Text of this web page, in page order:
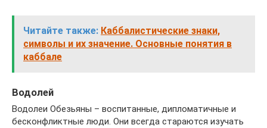
Читайте также: Каббалистические знаки,
символы и их значение. Основные понятия в
каббале
Водолей
Водолеи Обезьяны – воспитанные, дипломатичные и
бесконфликтные люди. Они всегда стараются изучать